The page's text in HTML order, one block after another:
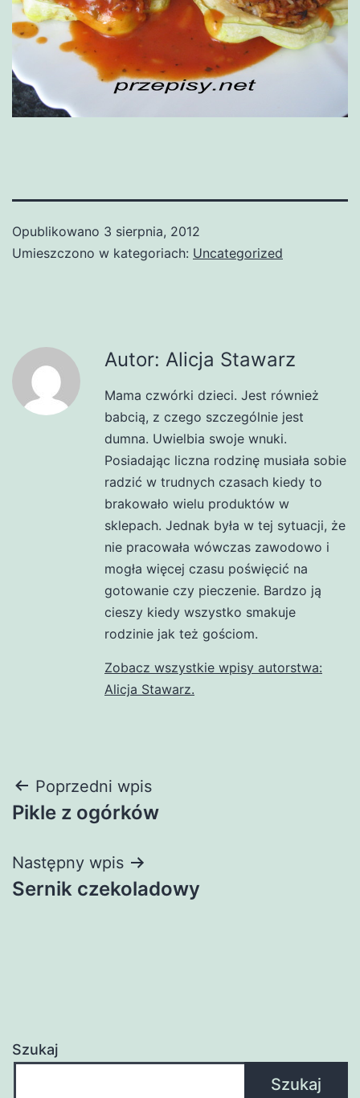
Opublikowano 3 sierpnia, 2012
Umieszczono w kategoriach: Uncategorized
Autor: Alicja Stawarz
Mama czwórki dzieci. Jest również
babcią, z czego szczególnie jest
dumna. Uwielbia swoje wnuki.
Posiadając liczna rodzinę musiała sobie
radzić w trudnych czasach kiedy to
brakowało wielu produktów w
sklepach. Jednak była w tej sytuacji, że
nie pracowała wówczas zawodowo i
mogła więcej czasu poświęcić na
gotowanie czy pieczenie. Bardzo ją
cieszy kiedy wszystko smakuje
rodzinie jak też gościom.
Zobacz wszystkie wpisy autorstwa:
Alicja Stawarz.
Nawigacja
wpisu
Poprzedni wpis
Pikle z ogórków
Następny wpis
Sernik czekoladowy
Szukaj
Szukaj